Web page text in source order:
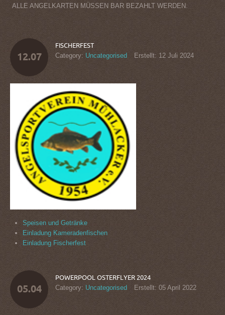
ALLE ANGELKARTEN MÜSSEN BAR BEZAHLT WERDEN.
12.07
FISCHERFEST
Category: Uncategorised Erstellt: 12 Juli 2024
Speisen und Getränke
Einladung Kameradenfischen
Einladung Fischerfest
05.04
POWERPOOLOSTERFLYER2024
Category: Uncategorised Erstellt: 05 April 2022